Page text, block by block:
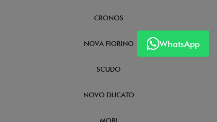
WhatsApp
CRONOS
NOVA FIORINO
SCUDO
NOVO DUCATO